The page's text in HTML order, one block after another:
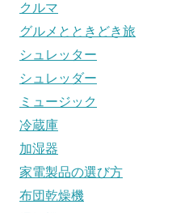
クルマ
グルメとときどき旅
シュレッター
シュレッダー
ミュージック
冷蔵庫
加湿器
家電製品の選び方
布団乾燥機